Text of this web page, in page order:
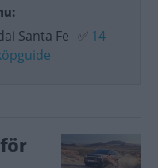
Santa Fe ✅ 14